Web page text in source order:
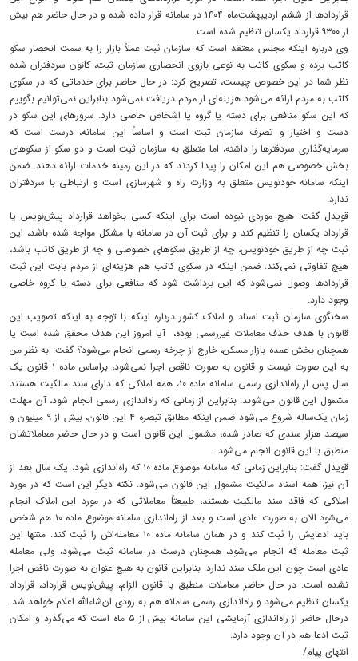
قراردادها از ششم اردیبهشت‌ماه ۱۴۰۴ در سامانه قرار داده شده و در حال حاضر هم بیش
از ۹۳۰۰ قرارداد یکسان تنظیم شده است.
وی درباره اینکه مجلس معتقد است که سازمان ثبت عملاً بازار را به سمت انحصار سکو
کاتب برده و سکوی کاتب به نوعی بازوی انحصاری سازمان ثبت، کانون سردفتران شده
نظر شما در این خصوص چیست، تصریح کرد: در حال حاضر برای خدماتی که در سکوی
کاتب به مردم ارائه می‌شود هزینه‌ای از مردم دریافت نمی‌شود بنابراین نمی‌توانیم بگوییم
که این سکو منافعی برای دسته یا گروه یا اشخاص خاصی دارد. سرورهای این سکو در
دست و اختیار و تصرف سازمان ثبت است و اساساً این سامانه، درست است که
سرمایه‌گذاری سردفترها را داشته، اما متعلق به سازمان ثبت است و دو سکو از سکوهای
بخش خصوصی هم این امکان را پیدا کردند که در این زمینه خدمات ارائه دهند. ضمن
اینکه سامانه خودنویس متعلق به وزارت راه و شهرسازی است و ارتباطی با سردفتران
ندارد.
قویدل گفت: هیچ موردی نبوده است برای اینکه کسی بخواهد قرارداد پیش‌نویس یا
قرارداد یکسان را تنظیم کند و برای ثبت آن در سامانه با مشکل مواجه شده باشد، این
ثبت چه از طریق خودنویس، چه از طریق سکوهای خصوصی و چه از طریق کاتب باشد،
هیچ تفاوتی نمی‌کند. ضمن اینکه در سکوی کاتب هم هزینه‌ای از مردم بابت این ثبت
قراردادها وصول نمی‌شود که این برداشت شود که منافعی برای دسته یا گروه خاصی
وجود دارد.
سخنگوی سازمان ثبت اسناد و املاک کشور درباره اینکه با توجه به اینکه تصویب این
قانون با هدف حذف معاملات غیررسمی بوده، آیا امروز این هدف محقق شده است یا
همچنان بخش عمده بازار مسکن، خارج از چرخه رسمی انجام می‌شود؟ گفت: به نظر من
به این صورت نیست و قانون به صورت ناقص اجرا نمی‌شود، براساس ماده ۱ قانون یک
سال پس از راه‌اندازی رسمی سامانه ماده ۱۰، همه املاکی که دارای سند مالکیت هستند
مشمول این قانون می‌شوند. بنابراین از زمانی که راه‌اندازی رسمی انجام شود، آن مهلت
زمان یک‌ساله شروع می‌شود ضمن اینکه مطابق تبصره ۴ این قانون، بیش از ۹ میلیون و
سیصد هزار سندی که صادر شده، مشمول این قانون است و در حال حاضر معاملاتشان
منطبق با این قانون انجام می‌شود.
قویدل گفت: بنابراین زمانی که سامانه موضوع ماده ۱۰ که راه‌اندازی شود، یک سال بعد از
آن نیز، همه اسناد مالکیت مشمول این قانون می‌شود. نکته دیگر این است که در مورد
املاکی که فاقد سند مالکیت هستند، طبیعتاً معاملاتی که در مورد این املاک انجام
می‌شود الان به صورت عادی است و بعد از راه‌اندازی سامانه موضوع ماده ۱۰ هم شخص
باید ادعایش را ثبت کند و در همان سامانه ماده ۱۰ معامله‌اش را ثبت کند. منتها این
ثبت معامله که انجام می‌شود، همچنان درست در سامانه ثبت می‌شود، ولی معامله
عادی است چون این ملک سند ندارد. بنابراین قانون به هیچ عنوان به صورت ناقص اجرا
نشده است. در حال حاضر معاملات منطبق با قانون الزام، پیش‌نویس قرارداد، قرارداد
یکسان تنظیم می‌شود و راه‌اندازی رسمی سامانه هم به زودی ان‌شاءالله اعلام خواهد شد.
درحال حاضر از راه‌اندازی آزمایشی این سامانه بیش از ۵ ماه است که می‌گذرد و امکان
ثبت ادعا هم در آن وجود دارد.
انتهای پیام/